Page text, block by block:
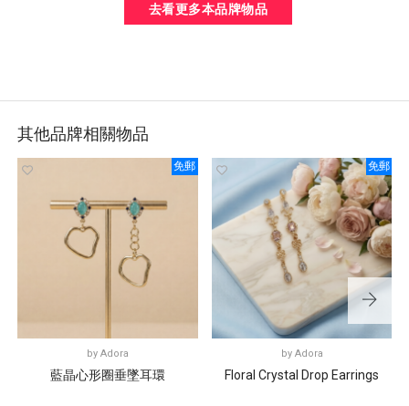
去看更多本品牌物品
其他品牌相關物品
免郵
by Adora
藍晶心形圈垂墜耳環
免郵
by Adora
Floral Crystal Drop Earrings